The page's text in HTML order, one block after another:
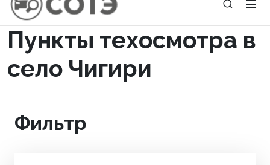
Пункты техосмотра в
село Чигири
Фильтр